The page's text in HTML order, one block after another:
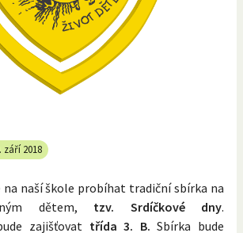
září 2018
naší škole probíhat tradiční sbírka na
dětem, tzv. Srdíčkové dny.
zajišťovat třída 3. B. Sbírka bude